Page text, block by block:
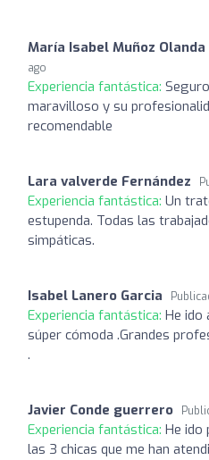
María Isabel Muñoz Olanda
ago
Experiencia fantástica:
maravilloso y su
recomendable
Lara valverde Fernández
Experiencia fantástica: Un
estupenda. Todas las
simpáticas.
Isabel Lanero Garcia
Experiencia fantástica: He ido
súper cómoda .Grandes
.
Javier Conde guerrero
Experiencia fantástica: He ido
las 3 chicas que me han